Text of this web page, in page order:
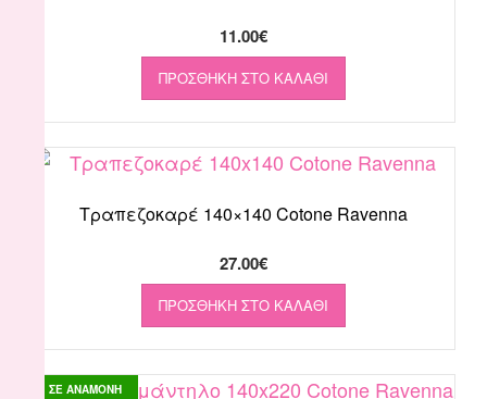
11.00€
ΠΡΟΣΘΉΚΗ ΣΤΟ ΚΑΛΆΘΙ
Τραπεζοκαρέ 140×140 Cotone Ravenna
27.00€
ΠΡΟΣΘΉΚΗ ΣΤΟ ΚΑΛΆΘΙ
ΣΕ ΑΝΑΜΟΝΗ